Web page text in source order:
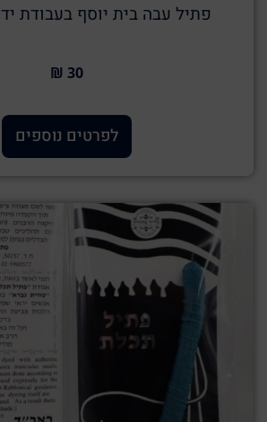
פתיל עבה בית יוסף בעבודת יד 100% צמר
30 ₪
לפרטים נוספים